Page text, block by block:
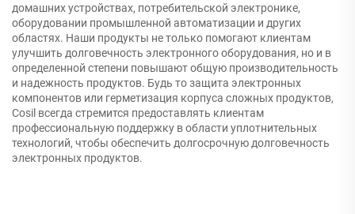
домашних устройствах, потребительской электронике,
оборудовании промышленной автоматизации и других
областях. Наши продукты не только помогают клиентам
улучшить долговечность электронного оборудования, но и в
определенной степени повышают общую производительность
и надежность продуктов. Будь то защита электронных
компонентов или герметизация корпуса сложных продуктов,
Cosil всегда стремится предоставлять клиентам
профессиональную поддержку в области уплотнительных
технологий, чтобы обеспечить долгосрочную долговечность
электронных продуктов.